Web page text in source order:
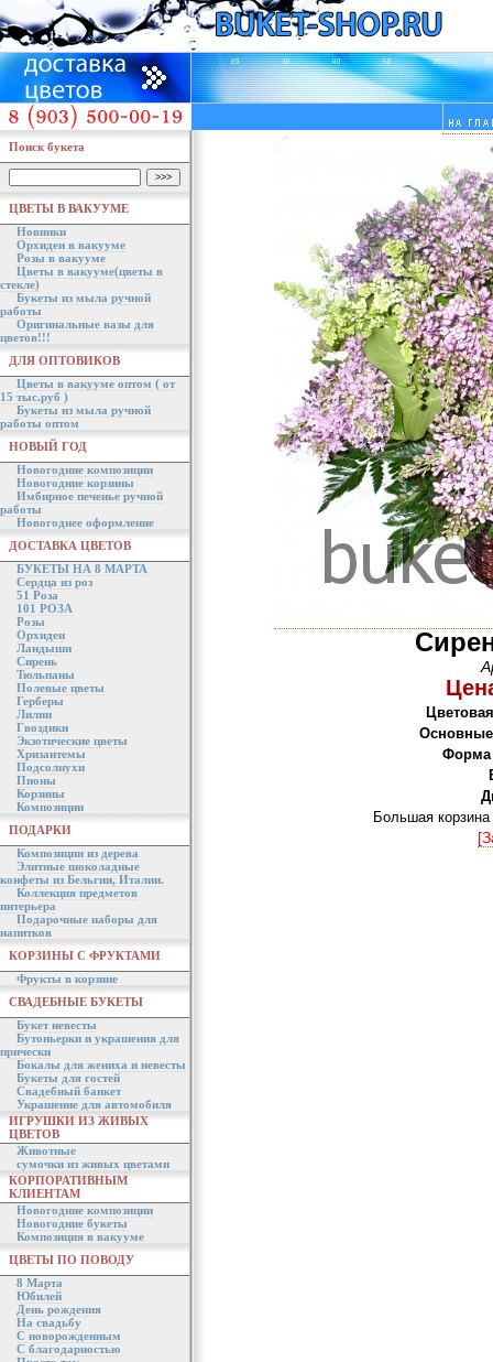
Поиск букета
ЦВЕТЫ В ВАКУУМЕ
Новинки
Орхидеи в вакууме
Розы в вакууме
Цветы в вакууме(цветы в
стекле)
Букеты из мыла ручной
работы
Оригинальные вазы для
цветов!!!
ДЛЯ ОПТОВИКОВ
Цветы в вакууме оптом ( от
15 тыс.руб )
Букеты из мыла ручной
работы оптом
НОВЫЙ ГОД
Новогодние композиции
Новогодние корзины
Имбирное печенье ручной
работы
Новогоднее оформление
ДОСТАВКА ЦВЕТОВ
БУКЕТЫ НА 8 МАРТА
Сердца из роз
51 Роза
101 РОЗА
Розы
Орхидеи
Ландыши
Сирень
Тюльпаны
Полевые цветы
Герберы
Лилии
Гвоздики
Экзотические цветы
Хризантемы
Подсолнухи
Пионы
Корзины
Композиции
ПОДАРКИ
Композиции из дерева
Элитные шоколадные
конфеты из Бельгии, Италии.
Коллекция предметов
интерьера
Подарочные наборы для
напитков
КОРЗИНЫ С ФРУКТАМИ
Фрукты в корзине
СВАДЕБНЫЕ БУКЕТЫ
Букет невесты
Бутоньерки и украшения для
прически
Бокалы для жениха и невесты
Букеты для гостей
Свадебный банкет
Украшение для автомобиля
ИГРУШКИ ИЗ ЖИВЫХ
ЦВЕТОВ
Животные
сумочки из живых цветами
КОРПОРАТИВНЫМ
КЛИЕНТАМ
Новогодние композиции
Новогодние букеты
Композиция в вакууме
ЦВЕТЫ ПО ПОВОДУ
8 Марта
Юбилей
День рождения
На свадьбу
С новорожденным
С благодарностью
Форма
Большая